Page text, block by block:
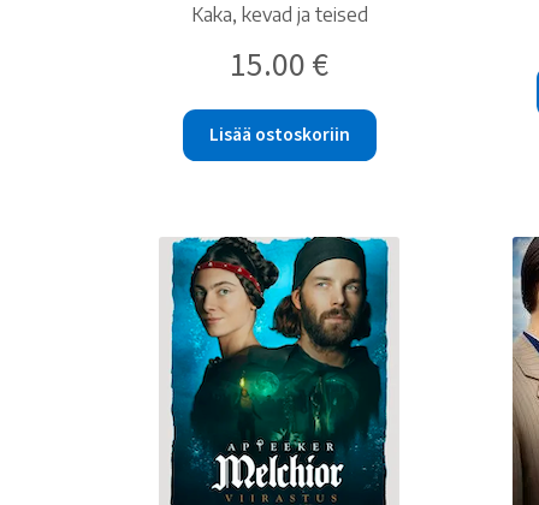
Kaka, kevad ja teised
15.00 €
Lisää ostoskoriin